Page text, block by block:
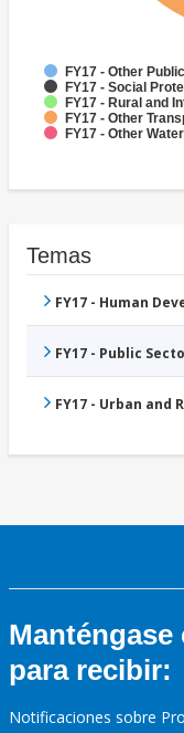
FY17 - Other
FY17 - Social
FY17 - Rural and
FY17 - Other
FY17 - Other
Temas
FY17 - Human
FY17 - Public
FY17 - Urban and
para recibir:
Notificaciones sobre